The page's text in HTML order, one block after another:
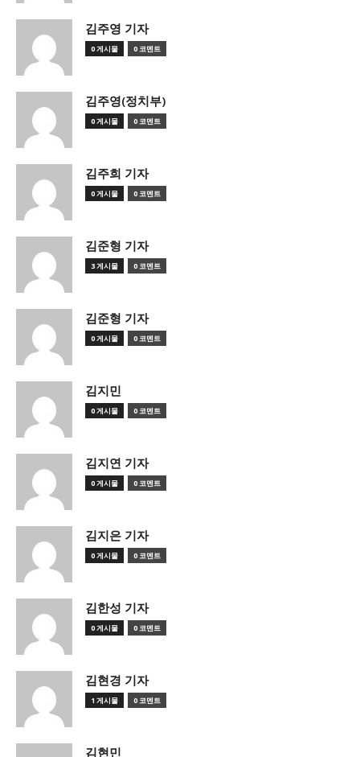
김주영 기자
0 게시물 0 코멘트
김주영(정치부)
0 게시물 0 코멘트
김주희 기자
0 게시물 0 코멘트
김준형 기자
3 게시물 0 코멘트
김준형 기자
0 게시물 0 코멘트
김지민
0 게시물 0 코멘트
김지연 기자
0 게시물 0 코멘트
김지은 기자
0 게시물 0 코멘트
김한성 기자
0 게시물 0 코멘트
김현경 기자
1 게시물 0 코멘트
김현민